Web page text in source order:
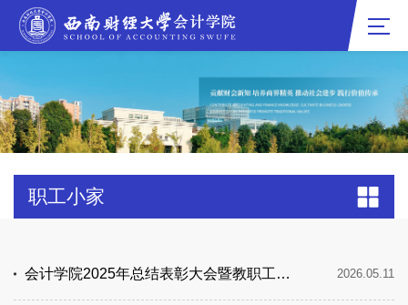
职工小家
会计学院2025年总结表彰大会暨教职工代表大会顺利召开 2026.05.11